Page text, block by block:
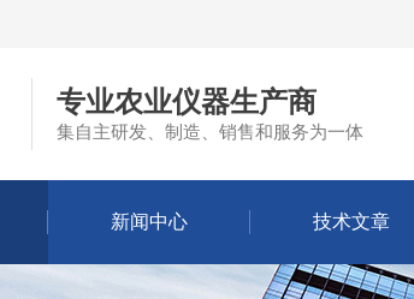
专业农业仪器生产商
集自主研发、制造、销售和服务为一体
新闻中心 技术文章